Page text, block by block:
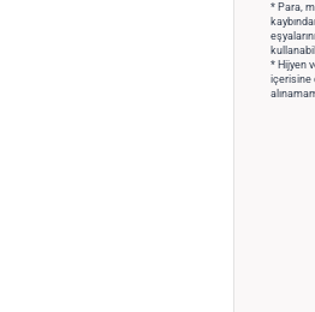
* Para,
* Hijyen
içerisine